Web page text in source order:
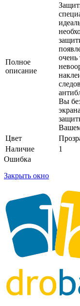
Полное
описание
очень
Вы
Цвет
Наличие
1
Ошибка
Закрыть окно